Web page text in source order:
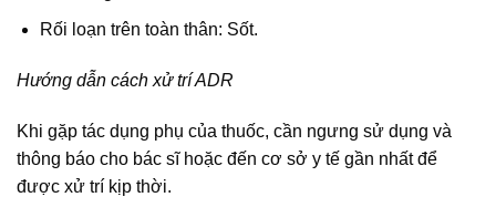
Rối loạn trên toàn thân: Sốt.
Hướng dẫn cách xử trí ADR
Khi gặp tác dụng phụ của thuốc, cần ngưng sử dụng và
thông báo cho bác sĩ hoặc đến cơ sở y tế gần nhất để
được xử trí kịp thời.